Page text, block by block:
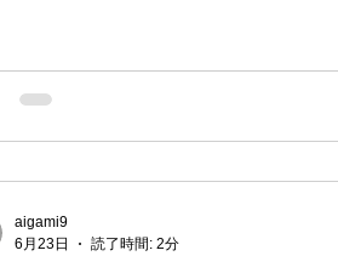
は他の学年と変わらない感じです。
ストでも勝てるように頑張りますよ
（土）、中3生対象の「夏の入試勉強
ので、部活の県大会などがない生徒
aigami9
6月23日
読了時間: 2分